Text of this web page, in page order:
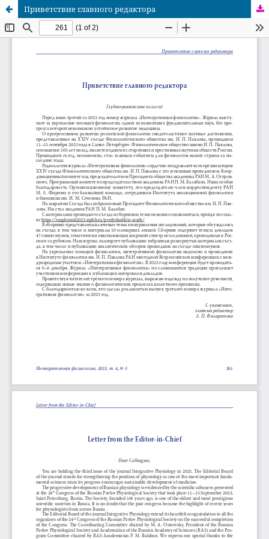
Приветствие главного редактора